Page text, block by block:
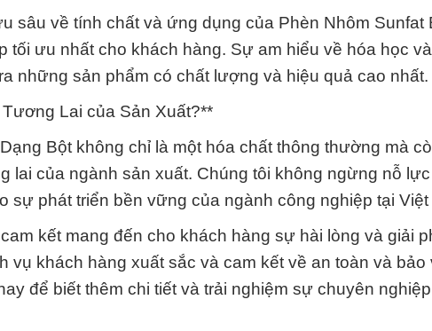
sâu về tính chất và ứng dụng của Phèn Nhôm Sunfat
tối ưu nhất cho khách hàng. Sự am hiểu về hóa học
những sản phẩm có chất lượng và hiệu quả cao nhất.
Lai của Sản Xuất?**
Bột không chỉ là một hóa chất thông thường mà
lai của ngành sản xuất. Chúng tôi không ngừng nỗ
sự phát triển bền vững của ngành công nghiệp tại Việt
kết mang đến cho khách hàng sự hài lòng và giải
vụ khách hàng xuất sắc và cam kết về an toàn và bảo
để biết thêm chi tiết và trải nghiệm sự chuyên